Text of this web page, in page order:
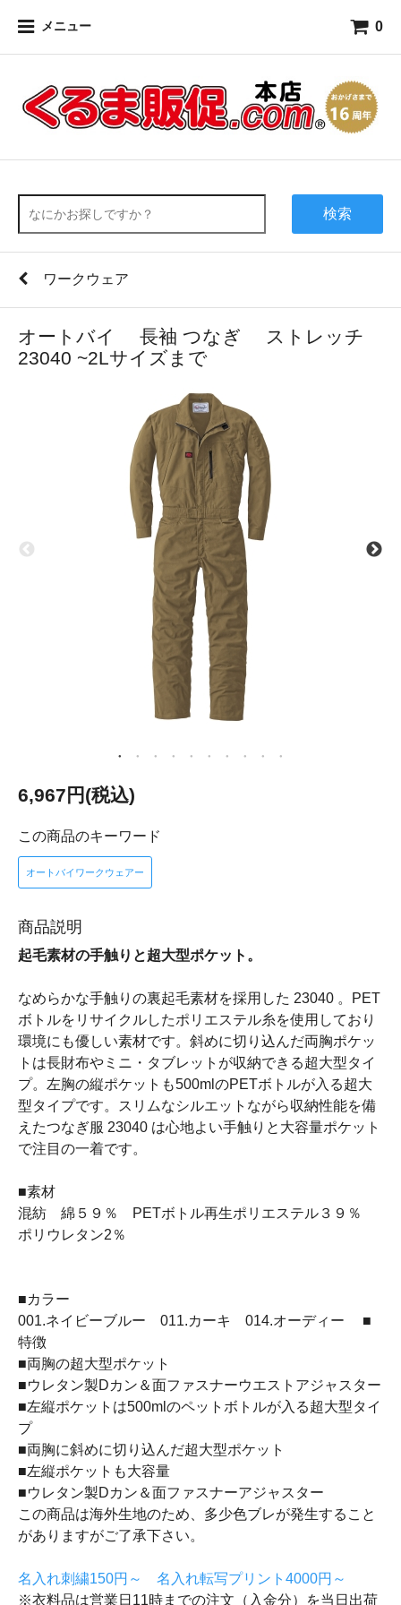
メニュー 0
検索
ワークウェア
オートバイ 長袖 つなぎ ストレッチ
23040 ~2Lサイズまで
6,967円(税込)
この商品のキーワード
オートバイワークウェアー
商品説明
起毛素材の手触りと超大型ポケット。
なめらかな手触りの裏起毛素材を採用した 23040 。PET
ボトルをリサイクルしたポリエステル糸を使用しており
環境にも優しい素材です。斜めに切り込んだ両胸ポケッ
トは長財布やミニ・タブレットが収納できる超大型タイ
プ。左胸の縦ポケットも500mlのPETボトルが入る超大
型タイプです。スリムなシルエットながら収納性能を備
えたつなぎ服 23040 は心地よい手触りと大容量ポケット
で注目の一着です。
■素材
混紡 綿５９％ PETボトル再生ポリエステル３９％
ポリウレタン2％
■カラー
001.ネイビーブルー 011.カーキ 014.オーディー ■
特徴
■両胸の超大型ポケット
■ウレタン製Dカン＆面ファスナーウエストアジャスター
■左縦ポケットは500mlのペットボトルが入る超大型タイ
プ
■両胸に斜めに切り込んだ超大型ポケット
■左縦ポケットも大容量
■ウレタン製Dカン＆面ファスナーアジャスター
この商品は海外生地のため、多少色ブレが発生すること
がありますがご了承下さい。
名入れ刺繍150円～ 名入れ転写プリント4000円～
※衣料品は営業日11時までの注文（入金分）を当日出荷